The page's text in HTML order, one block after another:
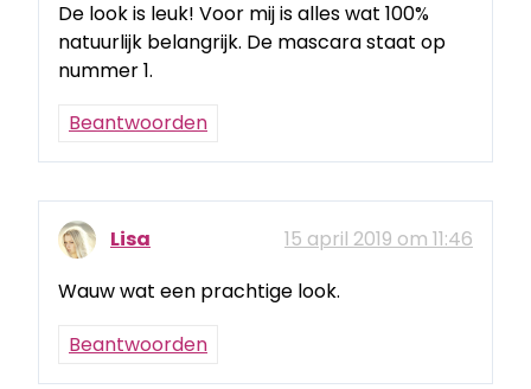
De look is leuk! Voor mij is alles wat 100%
natuurlijk belangrijk. De mascara staat op
nummer 1.
Beantwoorden
Lisa
15 april 2019 om 11:46
Wauw wat een prachtige look.
Beantwoorden